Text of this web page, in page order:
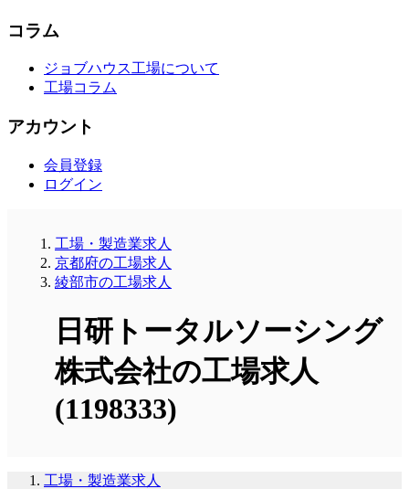
コラム
ジョブハウス工場について
工場コラム
アカウント
会員登録
ログイン
工場・製造業求人
京都府の工場求人
綾部市の工場求人
日研トータルソーシング
株式会社の工場求人
(1198333)
工場・製造業求人